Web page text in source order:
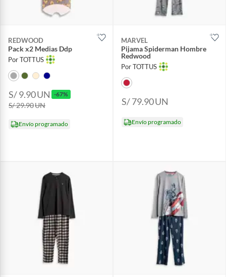
REDWOOD
Pack x2 Medias Ddp
Por TOTTUS
S/ 9.90UN -67%
S/ 29.90UN
Envío programado
MARVEL
Pijama Spiderman Hombre
Redwood
Por TOTTUS
S/ 79.90UN
Envío programado